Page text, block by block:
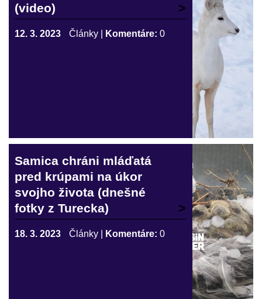
(video)
12. 3. 2023 Články Komentáre: 0
Samica chráni mláďatá
pred krúpami na úkor
svojho života (dnešné
fotky z Turecka)
18. 3. 2023 Články Komentáre: 0